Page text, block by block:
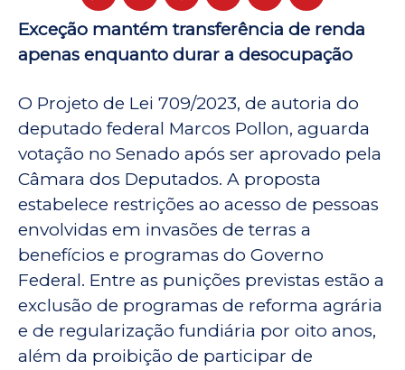
Exceção mantém transferência de renda
apenas enquanto durar a desocupação
O Projeto de Lei 709/2023, de autoria do
deputado federal Marcos Pollon, aguarda
votação no Senado após ser aprovado pela
Câmara dos Deputados. A proposta
estabelece restrições ao acesso de pessoas
envolvidas em invasões de terras a
benefícios e programas do Governo
Federal. Entre as punições previstas estão a
exclusão de programas de reforma agrária
e de regularização fundiária por oito anos,
além da proibição de participar de